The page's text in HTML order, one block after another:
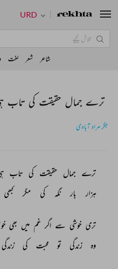
ترے جمال حقیقت کی تاب
جگر مراد آبادی
ترے جمال حقیقت کی تاب
ہزار
بار نگہ کی مگر کبھی
تری خوشی سے اگر غم میں بھی
وہ
زندگی تو محبت کی زندگی
URD
شاعر شعر لغت